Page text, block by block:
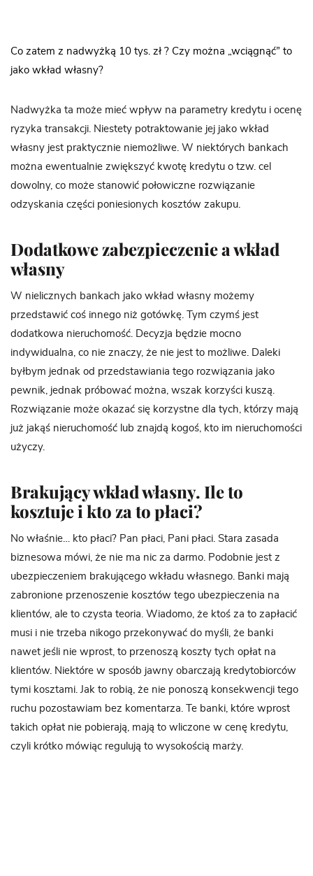
Co zatem z nadwyżką 10 tys. zł ? Czy można „wciągnąć” to
jako wkład własny?
Nadwyżka ta może mieć wpływ na parametry kredytu i ocenę
ryzyka transakcji. Niestety potraktowanie jej jako wkład
własny jest praktycznie niemożliwe. W niektórych bankach
można ewentualnie zwiększyć kwotę kredytu o tzw. cel
dowolny, co może stanowić połowiczne rozwiązanie
odzyskania części poniesionych kosztów zakupu.
Dodatkowe zabezpieczenie a wkład
własny
W nielicznych bankach jako wkład własny możemy
przedstawić coś innego niż gotówkę. Tym czymś jest
dodatkowa nieruchomość. Decyzja będzie mocno
indywidualna, co nie znaczy, że nie jest to możliwe. Daleki
byłbym jednak od przedstawiania tego rozwiązania jako
pewnik, jednak próbować można, wszak korzyści kuszą.
Rozwiązanie może okazać się korzystne dla tych, którzy mają
już jakąś nieruchomość lub znajdą kogoś, kto im nieruchomości
użyczy.
Brakujący wkład własny. Ile to
kosztuje i kto za to płaci?
No właśnie… kto płaci? Pan płaci, Pani płaci. Stara zasada
biznesowa mówi, że nie ma nic za darmo. Podobnie jest z
ubezpieczeniem brakującego wkładu własnego. Banki mają
zabronione przenoszenie kosztów tego ubezpieczenia na
klientów, ale to czysta teoria. Wiadomo, że ktoś za to zapłacić
musi i nie trzeba nikogo przekonywać do myśli, że banki
nawet jeśli nie wprost, to przenoszą koszty tych opłat na
klientów. Niektóre w sposób jawny obarczają kredytobiorców
tymi kosztami. Jak to robią, że nie ponoszą konsekwencji tego
ruchu pozostawiam bez komentarza. Te banki, które wprost
takich opłat nie pobierają, mają to wliczone w cenę kredytu,
czyli krótko mówiąc regulują to wysokością marży.